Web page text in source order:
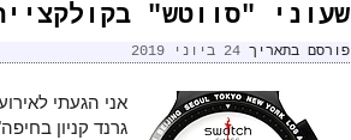
שעוני "סווטש" בקולקציית
פורסם בתאריך 24 ביוני 2019
אני הגעתי
גרנד קניון